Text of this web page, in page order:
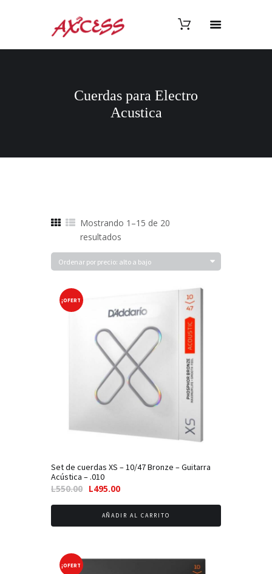
Cuerdas para Electro
Acustica
Mostrando 1–15 de 20
resultadosOrdenado
por
precio:
bajo
¡OFERT
Set de cuerdas XS – 10/47 Bronze – Guitarra
Acústica – .010
L550.00 El
original
era:
L495.00El
actual
es:
AÑADIR AL CARRITO
¡OFERT